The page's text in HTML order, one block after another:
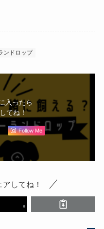
ンドロップ
入ったら
てね！
Follow Me
してね！